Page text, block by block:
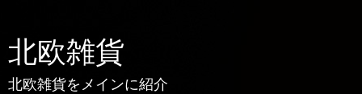
北欧雑貨
北欧雑貨をメインに紹介